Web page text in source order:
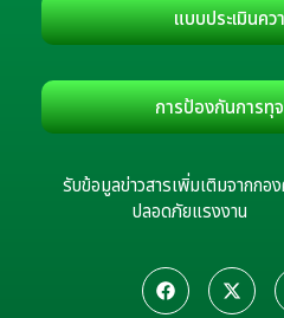
แบบประเมินค
การป้องกันการทุ
รับข้อมูลข่าวสารเพิ่มเติมจากกอ
ปลอดภัยแรงงาน